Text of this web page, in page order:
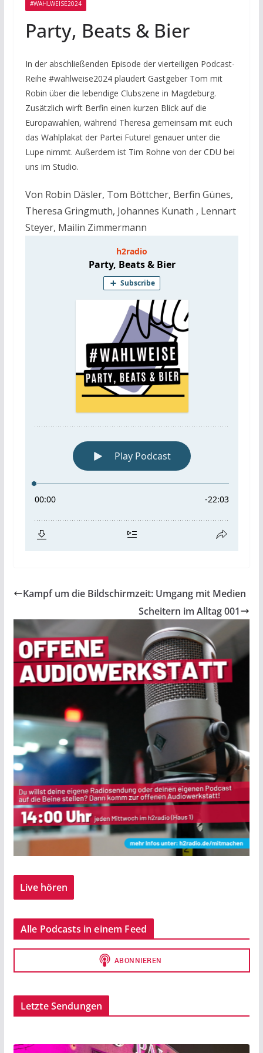
#WAHLWEISE2024
Party, Beats & Bier
In der abschließenden Episode der vierteiligen Podcast-
Reihe #wahlweise2024 plaudert Gastgeber Tom mit
Robin über die lebendige Clubszene in Magdeburg.
Zusätzlich wirft Berfin einen kurzen Blick auf die
Europawahlen, während Theresa gemeinsam mit euch
das Wahlplakat der Partei Future! genauer unter die
Lupe nimmt. Außerdem ist Tim Rohne von der CDU bei
uns im Studio.
Von Robin Däsler, Tom Böttcher, Berfin Günes,
Theresa Gringmuth, Johannes Kunath , Lennart
Steyer, Mailin Zimmermann
Kampf um die Bildschirmzeit: Umgang mit Medien
Scheitern im Alltag 001
Live hören
Alle Podcasts in einem Feed
Letzte Sendungen